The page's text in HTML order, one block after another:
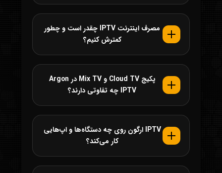
مصرف اینترنت IPTV چقدر است و چطور
کمترش کنیم؟
پکیج Cloud TV و Mix TV در Argon
IPTV چه تفاوتی دارند؟
IPTV ارگون روی چه دستگاه‌ها و اپ‌هایی
کار می‌کند؟